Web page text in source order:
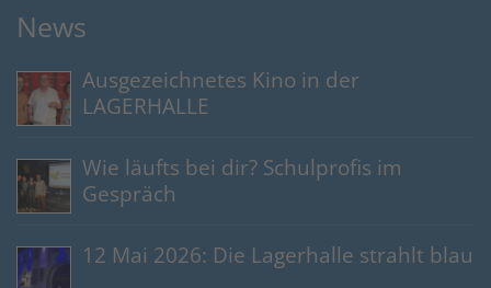
News
Ausgezeichnetes Kino in der
LAGERHALLE
Wie läufts bei dir? Schulprofis im
Gespräch
12 Mai 2026: Die Lagerhalle strahlt blau